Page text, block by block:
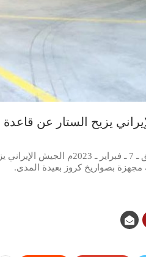
يزيح الستار عن
الجوف نت : 16 ـ رجب ـ 1444 هـ :